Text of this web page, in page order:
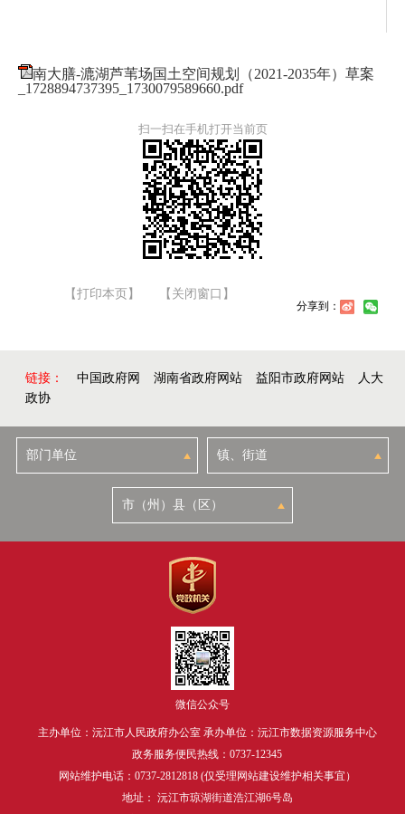
南大膳-漉湖芦苇场国土空间规划（2021-2035年）草案
_1728894737395_1730079589660.pdf
扫一扫在手机打开当前页
【打印本页】 【关闭窗口】
分享到：
链接： 中国政府网 湖南省政府网站 益阳市政府网站
人大
政协
微信公众号
主办单位：沅江市人民政府办公室 承办单位：沅江市数据资源服务中心
政务服务便民热线：0737-12345
网站维护电话：0737-2812818 (仅受理网站建设维护相关事宜）
地址： 沅江市琼湖街道浩江湖6号岛